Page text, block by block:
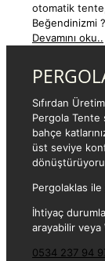
otomatik
Beğendinizmi ?
Devamını oku..
Sıfırdan
Pergola Tente
bahçe
üst seviye
Pergolaklas
İhtiyaç
arayabilir veya
0534 237 94